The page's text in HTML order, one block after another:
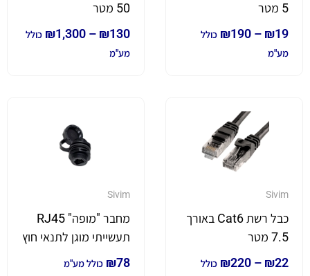
5 מטר
₪19
–
₪190
כולל
מע"מ
50 מטר
₪130
–
₪1,300
כולל
מע"מ
Sivim
כבל רשת Cat6 באורך
7.5 מטר
₪22
–
₪220
כולל
Sivim
מחבר "מופה" RJ45
תעשייתי מוגן לתנאי חוץ
מתאים לארונות חוץ
₪78 כולל מע"מ